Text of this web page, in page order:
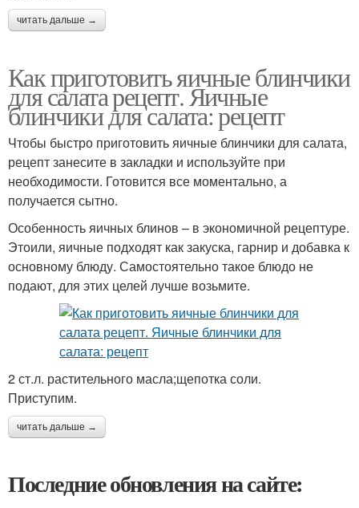
читать дальше →
Как приготовить яичные блинчики
для салата рецепт. Яичные
блинчики для салата: рецепт
Чтобы быстро приготовить яичные блинчики для салата,
рецепт занесите в закладки и используйте при
необходимости. Готовится все моментально, а
получается сытно.
Особенность яичных блинов – в экономичной рецептуре.
Этоили, яичные подходят как закуска, гарнир и добавка к
основному блюду. Самостоятельно такое блюдо не
подают, для этих целей лучше возьмите.
2 ст.л. растительного масла;щепотка соли.
Приступим.
читать дальше →
Последние обновления на сайте: